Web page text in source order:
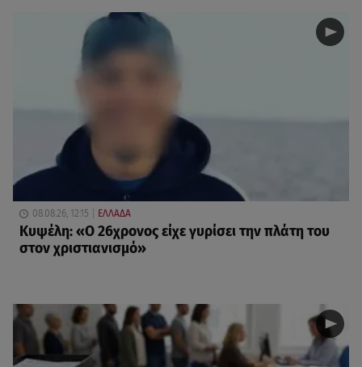
08.08.26, 12:15 ΕΛΛΑΔΑ
Κυψέλη: «Ο 26χρονος είχε γυρίσει την πλάτη του
στον χριστιανισμό»